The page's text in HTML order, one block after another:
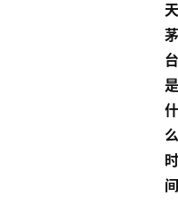
天
茅
台
是
什
么
时
间